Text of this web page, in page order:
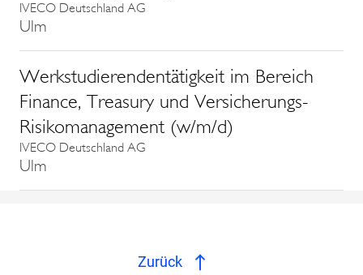
IVECO Deutschland AG
Ulm
Werkstudierendentätigkeit im Bereich
Finance, Treasury und Versicherungs-
Risikomanagement (w/m/d)
IVECO Deutschland AG
Ulm
Zurück